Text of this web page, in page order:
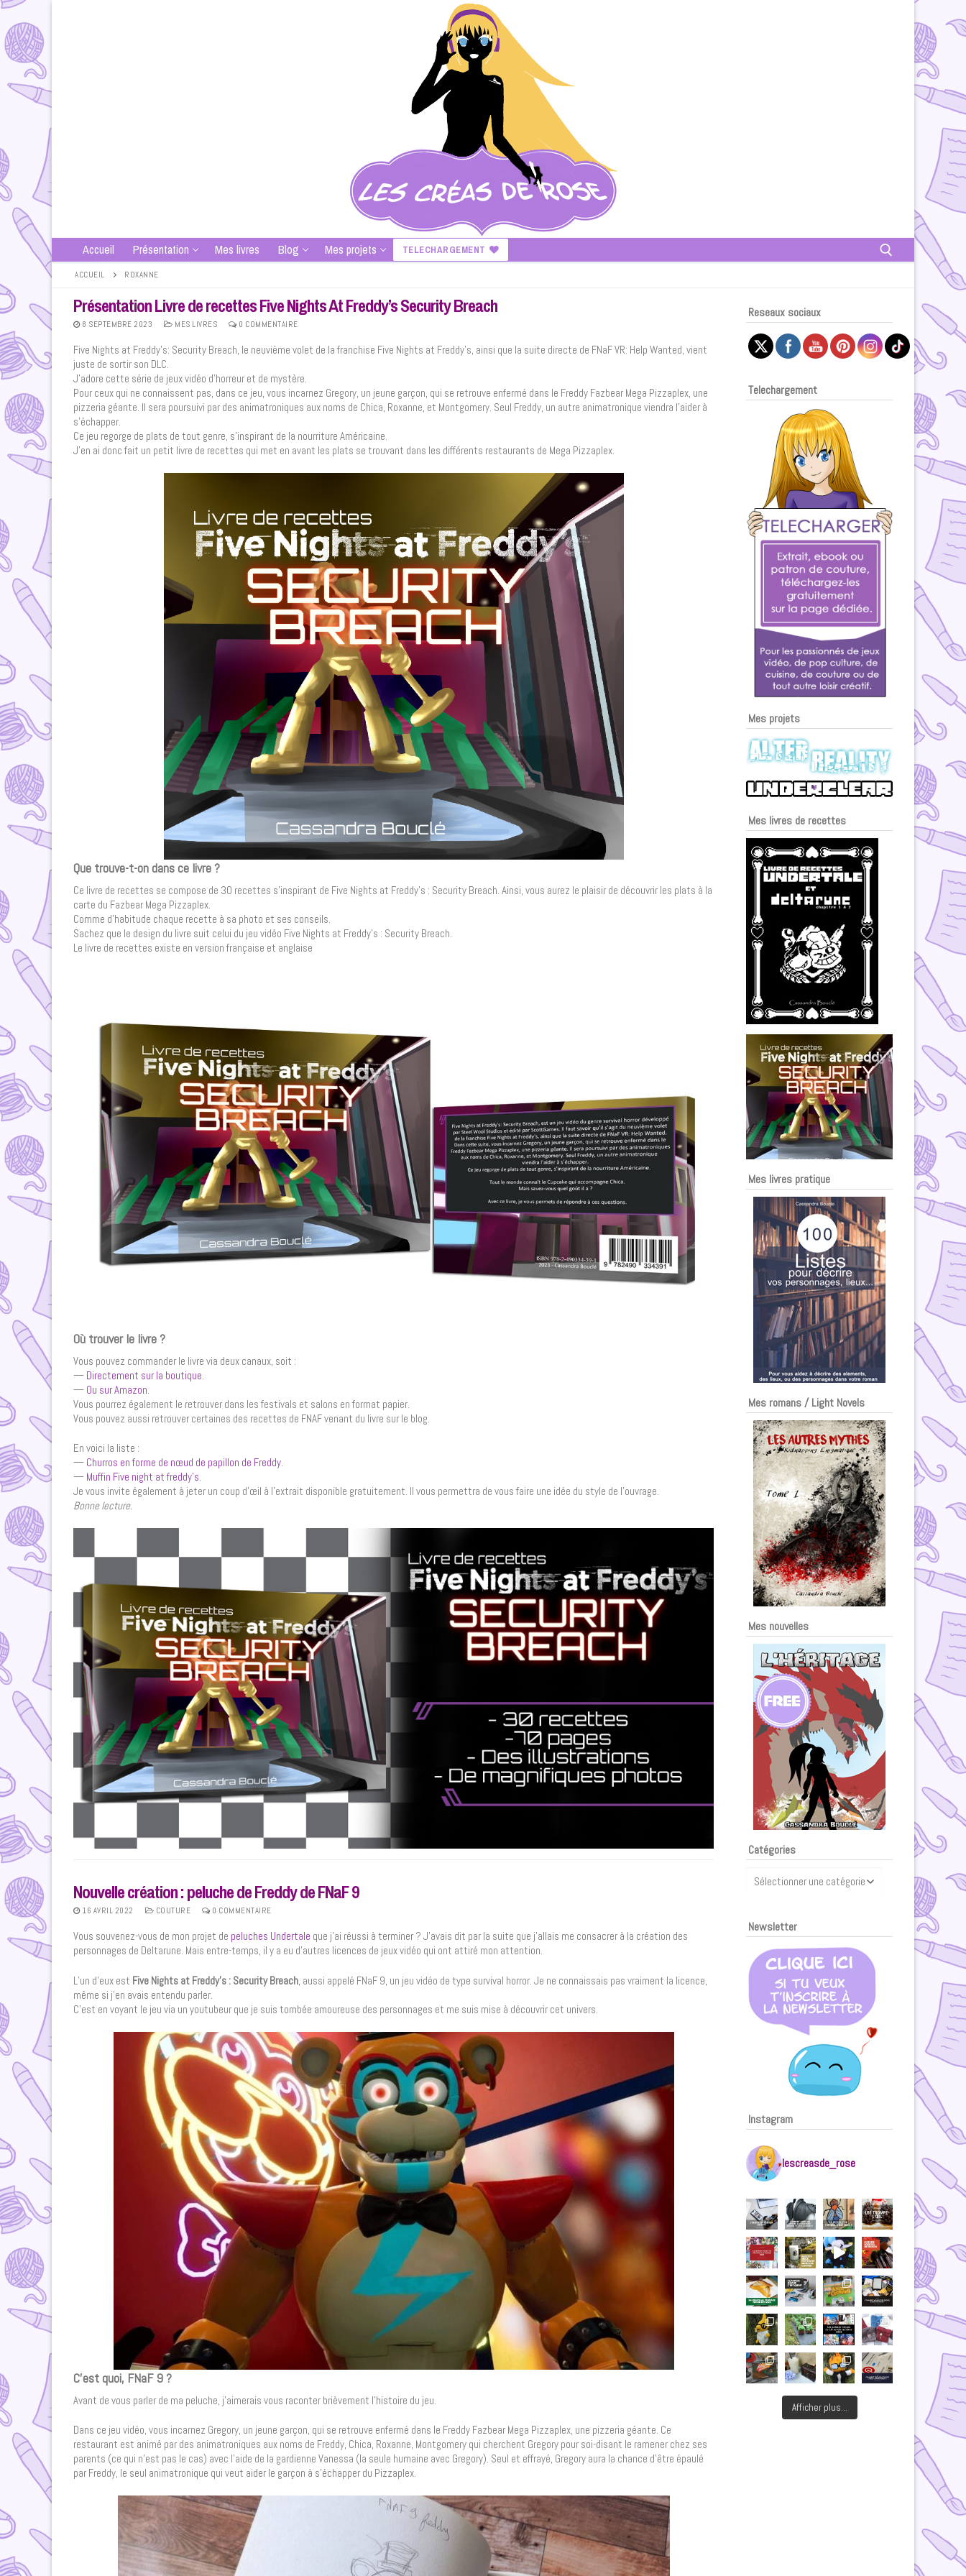
Accueil Présentation Mes livres Blog Mes projets TELECHARGEMENT
ACCUEIL ROXANNE
Présentation Livre de recettes Five Nights At Freddy’s Security Breach
8 SEPTEMBRE 2023 MES LIVRES 0 COMMENTAIRE
Five Nights at Freddy’s: Security Breach, le neuvième volet de la franchise Five Nights at Freddy’s, ainsi que la suite directe de FNaF VR: Help Wanted, vient
juste de sortir son DLC.
J’adore cette série de jeux vidéo d’horreur et de mystère.
Pour ceux qui ne connaissent pas, dans ce jeu, vous incarnez Gregory, un jeune garçon, qui se retrouve enfermé dans le Freddy Fazbear Mega Pizzaplex, une
pizzeria géante. Il sera poursuivi par des animatroniques aux noms de Chica, Roxanne, et Montgomery. Seul Freddy, un autre animatronique viendra l’aider à
s’échapper.
Ce jeu regorge de plats de tout genre, s’inspirant de la nourriture Américaine.
J’en ai donc fait un petit livre de recettes qui met en avant les plats se trouvant dans les différents restaurants de Mega Pizzaplex.
Que trouve-t-on dans ce livre ?
Ce livre de recettes se compose de 30 recettes s’inspirant de Five Nights at Freddy’s : Security Breach. Ainsi, vous aurez le plaisir de découvrir les plats à la
carte du Fazbear Mega Pizzaplex.
Comme d’habitude chaque recette à sa photo et ses conseils.
Sachez que le design du livre suit celui du jeu vidéo Five Nights at Freddy’s : Security Breach.
Le livre de recettes existe en version française et anglaise
Où trouver le livre ?
Vous pouvez commander le livre via deux canaux, soit :
— Directement sur la boutique.
— Ou sur Amazon.
Vous pourrez également le retrouver dans les festivals et salons en format papier.
Vous pouvez aussi retrouver certaines des recettes de FNAF venant du livre sur le blog.
En voici la liste :
— Churros en forme de nœud de papillon de Freddy.
— Muffin Five night at freddy’s.
Je vous invite également à jeter un coup d’œil à l’extrait disponible gratuitement. Il vous permettra de vous faire une idée du style de l’ouvrage.
Bonne lecture.
Nouvelle création : peluche de Freddy de FNaF 9
16 AVRIL 2022 COUTURE 0 COMMENTAIRE
Vous souvenez-vous de mon projet de peluches Undertale que j’ai réussi à terminer ? J’avais dit par la suite que j’allais me consacrer à la création des
personnages de Deltarune. Mais entre-temps, il y a eu d’autres licences de jeux vidéo qui ont attiré mon attention.
L’un d’eux est Five Nights at Freddy’s : Security Breach , aussi appelé FNaF 9, un jeu vidéo de type survival horror. Je ne connaissais pas vraiment la licence,
même si j’en avais entendu parler.
C’est en voyant le jeu via un youtubeur que je suis tombée amoureuse des personnages et me suis mise à découvrir cet univers.
C’est quoi, FNaF 9 ?
Avant de vous parler de ma peluche, j’aimerais vous raconter brièvement l’histoire du jeu.
Dans ce jeu vidéo, vous incarnez Gregory, un jeune garçon, qui se retrouve enfermé dans le Freddy Fazbear Mega Pizzaplex, une pizzeria géante. Ce
restaurant est animé par des animatroniques aux noms de Freddy, Chica, Roxanne, Montgomery qui cherchent Gregory pour soi-disant le ramener chez ses
parents (ce qui n’est pas le cas) avec l’aide de la gardienne Vanessa (la seule humaine avec Gregory). Seul et effrayé, Gregory aura la chance d’être épaulé
par Freddy, le seul animatronique qui veut aider le garçon à s’échapper du Pizzaplex.
Reseaux sociaux
Telechargement
Mes projets
Mes livres de recettes
Mes livres pratique
Mes romans / Light Novels
Mes nouvelles
Catégories
Newsletter
Instagram
lescreasde_rose
Afficher plus...